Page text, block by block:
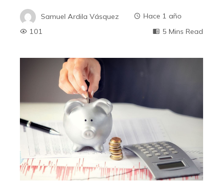
Samuel Ardila Vásquez
Hace 1 año
101
5 Mins Read